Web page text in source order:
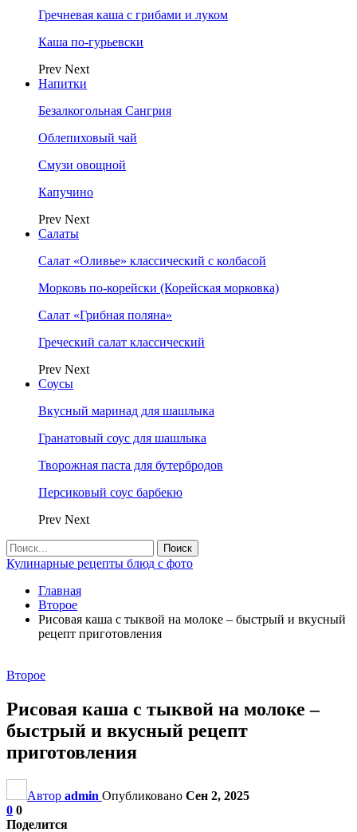
Гречневая каша с грибами и луком
Каша по-гурьевски
Prev Next
Напитки
Безалкогольная Сангрия
Облепиховый чай
Смузи овощной
Капучино
Prev Next
Салаты
Салат «Оливье» классический с колбасой
Морковь по-корейски (Корейская морковка)
Салат «Грибная поляна»
Греческий салат классический
Prev Next
Соусы
Вкусный маринад для шашлыка
Гранатовый соус для шашлыка
Творожная паста для бутербродов
Персиковый соус барбекю
Prev Next
Кулинарные рецепты блюд с фото
Главная
Второе
Рисовая каша с тыквой на молоке – быстрый и вкусный
рецепт приготовления
Второе
Рисовая каша с тыквой на молоке –
быстрый и вкусный рецепт
приготовления
Автор admin Опубликовано Сен 2, 2025
0 0
Поделится